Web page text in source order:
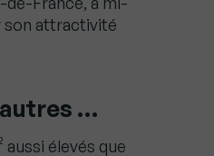
son attractivité
…
aussi élevés que